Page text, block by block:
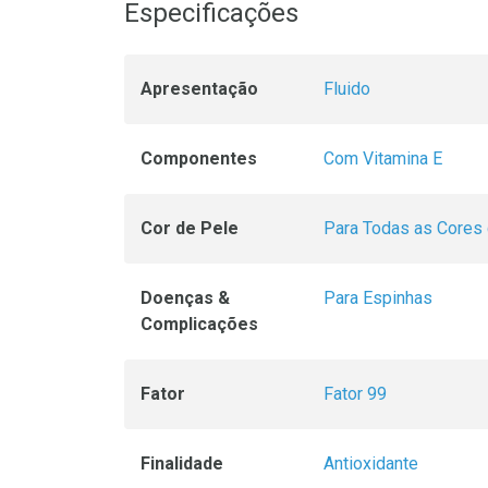
Especificações
Apresentação Fluido
Componentes Com Vitamina E
Cor de Pele Para Todas as
Doenças &
Complicações
Para Espinhas
Fator Fator 99
Finalidade Antioxidante